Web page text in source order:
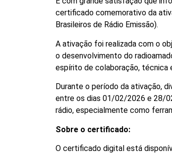
certificado comemorativo da
Brasileiros de Rádio Emissão).
A ativação foi realizada com o
o desenvolvimento do
espírito de colaboração, técnica
Durante o período da ativação,
entre os dias 01/02/2026 e 28/
rádio, especialmente como
Sobre o certificado:
O certificado digital está